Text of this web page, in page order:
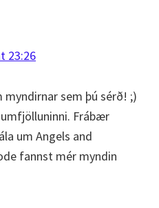
23:26
sem þú sérð! ;)
Frábær
um Angels and
fannst mér myndin